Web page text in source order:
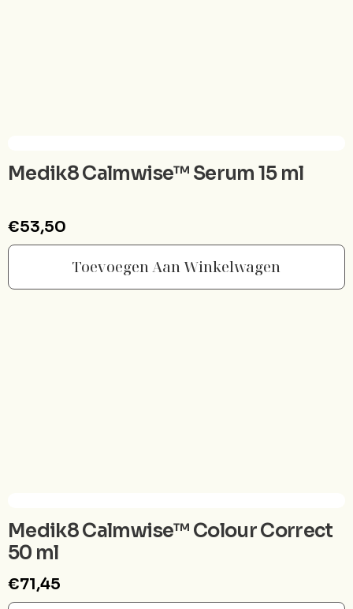
Medik8 Calmwise™ Serum 15 ml
€53,50
Toevoegen Aan Winkelwagen
Medik8 Calmwise™ Colour Correct
50 ml
€71,45